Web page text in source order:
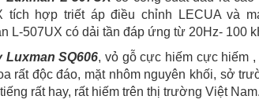
tích hợp triết áp điều chỉnh LECUA và
L-507UX có dải tần đáp ứng từ 20Hz- 100
Luxman SQ606, vỏ gỗ cực hiếm cực hiếm
rất độc đáo, mặt nhôm nguyên khối, sở
rất hay, rất hiếm trên thị trường Việt Nam.